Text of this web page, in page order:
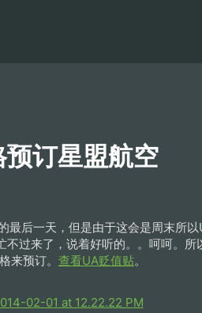
订星盟航空
后一天，但是由于这会是周末所
过来了，说着好听的。。呵呵。所
来预订。 查看UA贬值贴。